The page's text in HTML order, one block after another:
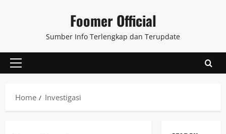
Foomer Official
Sumber Info Terlengkap dan Terupdate
Primary
Home
Investigasi